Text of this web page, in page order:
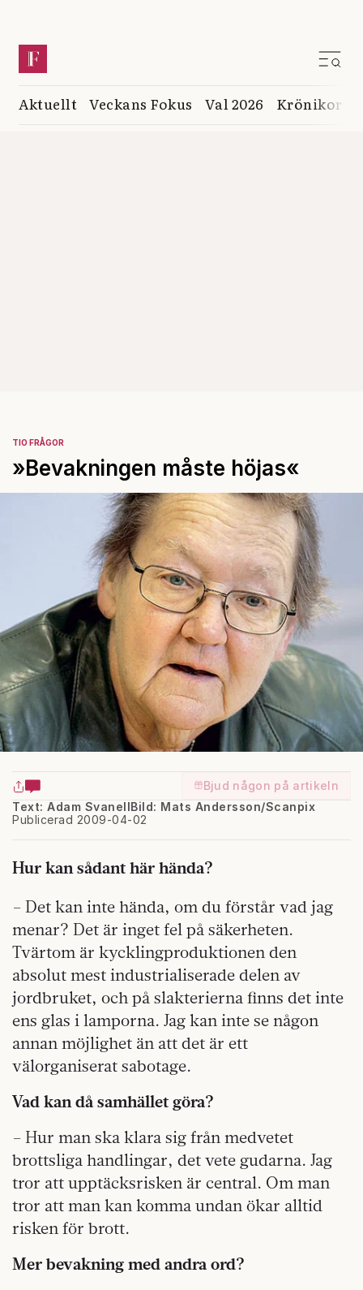
Aktuellt Veckans Fokus Val 2026 Krönikor
TIO FRÅGOR
»Bevakningen måste höjas«
Bjud någon på artikeln
Text: Adam Svanell
Publicerad 2009-04-02
Bild: Mats Andersson/Scanpix
Hur kan sådant här hända?
– Det kan inte hända, om du förstår vad jag
menar? Det är inget fel på säkerheten.
Tvärtom är kycklingproduktionen den
absolut mest industrialiserade delen av
jordbruket, och på slakterierna finns det inte
ens glas i lamporna. Jag kan inte se någon
annan möjlighet än att det är ett
välorganiserat sabotage.
Vad kan då samhället göra?
– Hur man ska klara sig från medvetet
brottsliga handlingar, det vete gudarna. Jag
tror att upptäcksrisken är central. Om man
tror att man kan komma undan ökar alltid
risken för brott.
Mer bevakning med andra ord?